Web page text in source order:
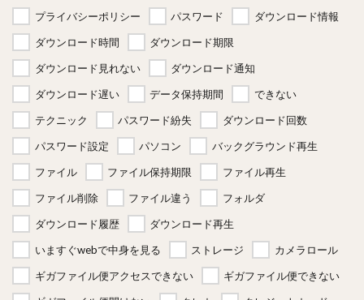
プライバシーポリシー
パスワード
ダウンロード情報
ダウンロード時間
ダウンロード期限
ダウンロード見れない
ダウンロード通知
ダウンロード遅い
データ保持期間
できない
テクニック
パスワード紛失
ダウンロード回数
パスワード設定
パソコン
バックグラウンド再生
ファイル
ファイル保持期限
ファイル再生
ファイル削除
ファイル違う
フォルダ
ダウンロード履歴
ダウンロード再生
いますぐwebで中身を見る
ストレージ
カメラロール
ギガファイル便アクセスできない
ギガファイル便できない